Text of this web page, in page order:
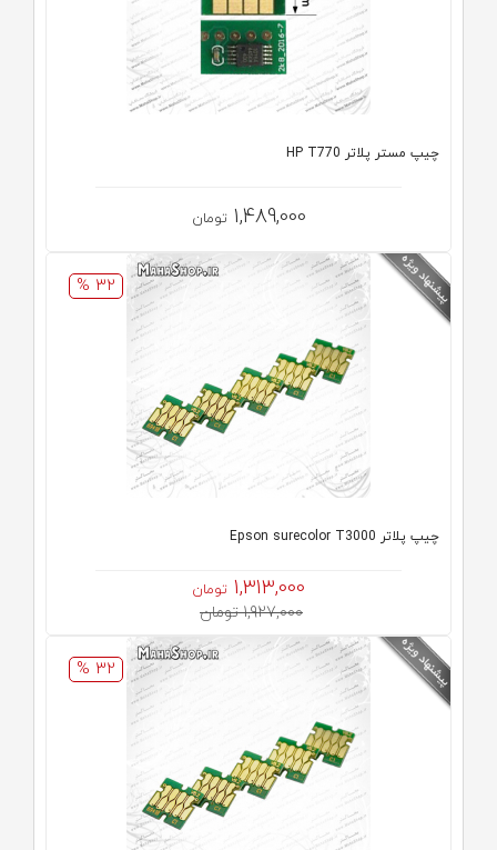
چیپ مستر پلاتر HP T770
1,489,000 تومان
32 %
چیپ پلاتر Epson surecolor T3000
1,313,000 تومان
1,927,000 تومان
32 %